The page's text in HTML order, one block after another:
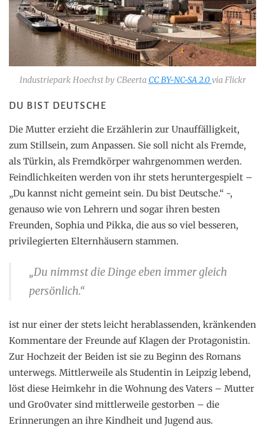
Industriepark Hoechst by CBeerta CC BY-NC-SA 2.0via Flickr
DU BIST DEUTSCHE
Die Mutter erzieht die Erzählerin zur Unauffälligkeit,
zum Stillsein, zum Anpassen. Sie soll nicht als Fremde,
als Türkin, als Fremdkörper wahrgenommen werden.
Feindlichkeiten werden von ihr stets heruntergespielt –
„Du kannst nicht gemeint sein. Du bist Deutsche.“ -,
genauso wie von Lehrern und sogar ihren besten
Freunden, Sophia und Pikka, die aus so viel besseren,
privilegierten Elternhäusern stammen.
„Du nimmst die Dinge eben immer gleich
persönlich.“
ist nur einer der stets leicht herablassenden, kränkenden
Kommentare der Freunde auf Klagen der Protagonistin.
Zur Hochzeit der Beiden ist sie zu Beginn des Romans
unterwegs. Mittlerweile als Studentin in Leipzig lebend,
löst diese Heimkehr in die Wohnung des Vaters – Mutter
und Gro0vater sind mittlerweile gestorben – die
Erinnerungen an ihre Kindheit und Jugend aus.